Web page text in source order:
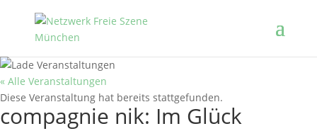
« Alle Veranstaltungen
Diese Veranstaltung hat bereits stattgefunden.
compagnie nik: Im Glück